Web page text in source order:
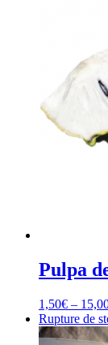
Pulpa
1,50€ –
Rupture de